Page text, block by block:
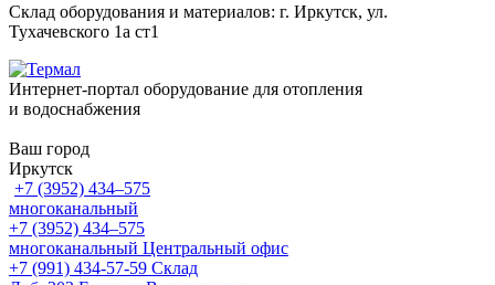
Склад оборудования и материалов: г. Иркутск, ул.
Тухачевского 1а ст1
Интернет-портал оборудование для отопления
и водоснабжения
Ваш город
Иркутск
+7 (3952) 434‒575
многоканальный
+7 (3952) 434‒575
многоканальный Центральный офис
‎+7 (991) 434-57-59 Склад